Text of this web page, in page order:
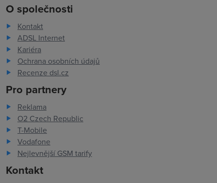
O společnosti
Kontakt
ADSL Internet
Kariéra
Ochrana osobních údajů
Recenze dsl.cz
Pro partnery
Reklama
O2 Czech Republic
T-Mobile
Vodafone
Nejlevnější GSM tarify
Kontakt